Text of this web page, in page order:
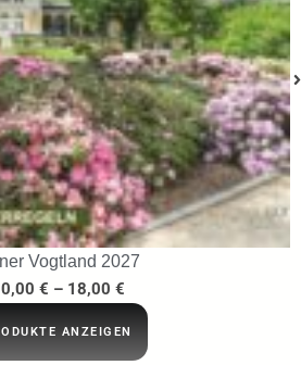
…ins Netz gegangen
29,95€
IN DEN WARENKORB